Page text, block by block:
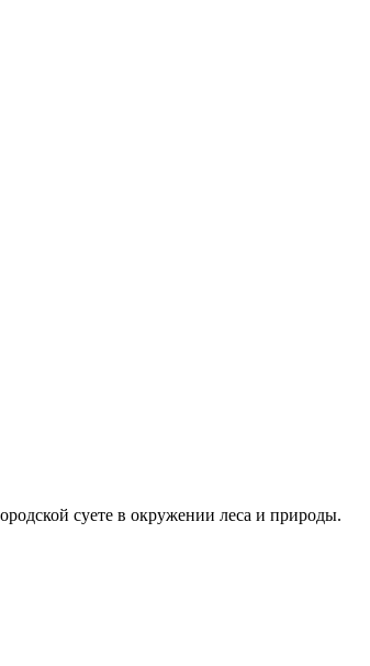
суете в окружении леса и природы.